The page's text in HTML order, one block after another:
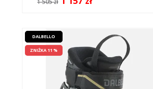
1 505 zł
DALBELLO
ZNIŻKA 11 %